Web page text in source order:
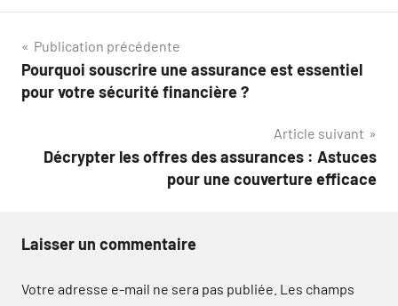
Navigation
de
Publication précédente
Pourquoi souscrire une assurance est essentiel
pour votre sécurité financière ?
Article suivant
Décrypter les offres des assurances : Astuces
pour une couverture efficace
Laisser un commentaire
Votre adresse e-mail ne sera pas publiée. Les champs